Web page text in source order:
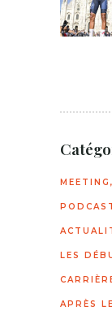
LES
APRÈS